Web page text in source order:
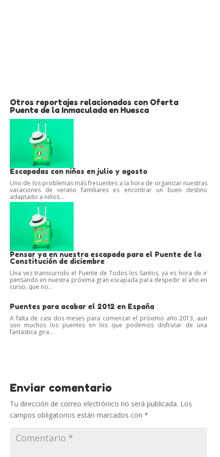
Otros reportajes relacionados con Oferta
Puente de la Inmaculada en Huesca
Escapadas con niños en julio y agosto
Uno de los problemas más frecuentes a la hora de organizar nuestras
vacaciones de verano familiares es encontrar un buen destino
adaptado a niños...
Pensar ya en nuestra escapada para el Puente de la
Constitución de diciembre
Una vez transcurrido el Puente de Todos los Santos, ya es hora de ir
pensando en nuestra próxima gran escapada para despedir el año en
curso, que no...
Puentes para acabar el 2012 en España
A falta de casi dos meses para comenzar el próximo año 2013, aun
son muchos los puentes en los que podemos disfrutar de una
fantástica gira...
Enviar comentario
Tu dirección de correo electrónico no será publicada. Los
campos obligatorios están marcados con *